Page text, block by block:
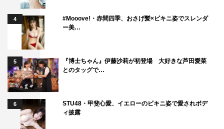
4
#Mooove!・赤間四季、おさげ髪×ビキニ姿でスレンダ
ー美…
5
『博士ちゃん』伊藤沙莉が初登場 大好きな芦田愛菜
とのタッグで…
6
STU48・甲斐心愛、イエローのビキニ姿で愛されボデ
ィ披露